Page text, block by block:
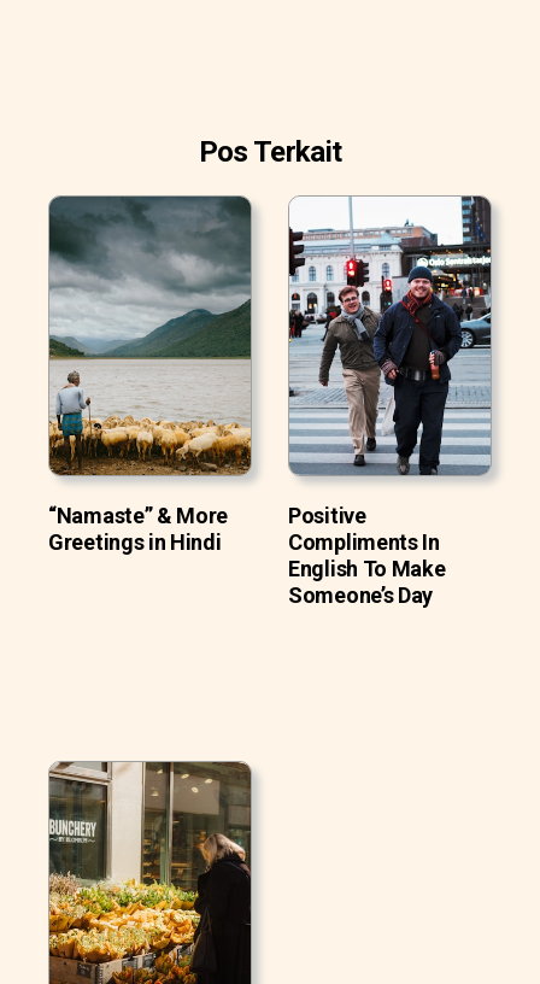
Pos Terkait
“Namaste” & More
Greetings in Hindi
Positive
Compliments In
English To Make
Someone’s Day